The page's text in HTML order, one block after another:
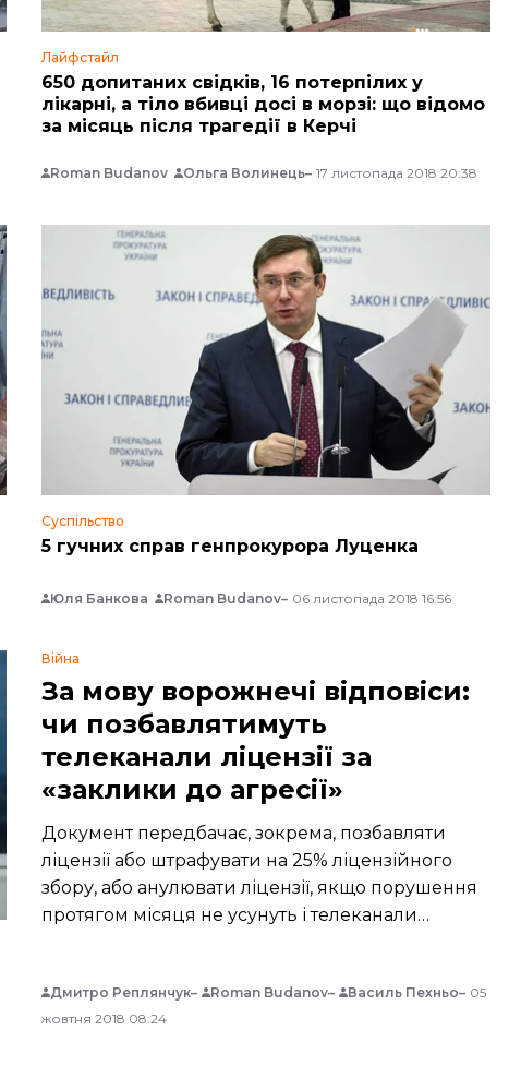
Лайфстайл
650 допитаних свідків, 16 потерпілих у
лікарні, а тіло вбивці досі в морзі: що відомо
за місяць після трагедії в Керчі
Roman Budanov Ольга Волинець 17 листопада 2018 20:38
Суспільство
5 гучних справ генпрокурора Луценка
Юля Банкова Roman Budanov 06 листопада 2018 16:56
Війна
За мову ворожнечі відповіси:
чи позбавлятимуть
телеканали ліцензії за
«заклики до агресії»
Документ передбачає, зокрема, позбавляти
ліцензії або штрафувати на 25% ліцензійного
збору, або анулювати ліцензії, якщо порушення
протягом місяця не усунуть і телеканали
Дмитро Реплянчук Roman Budanov Василь Пехньо
05
жовтня 2018 08:24